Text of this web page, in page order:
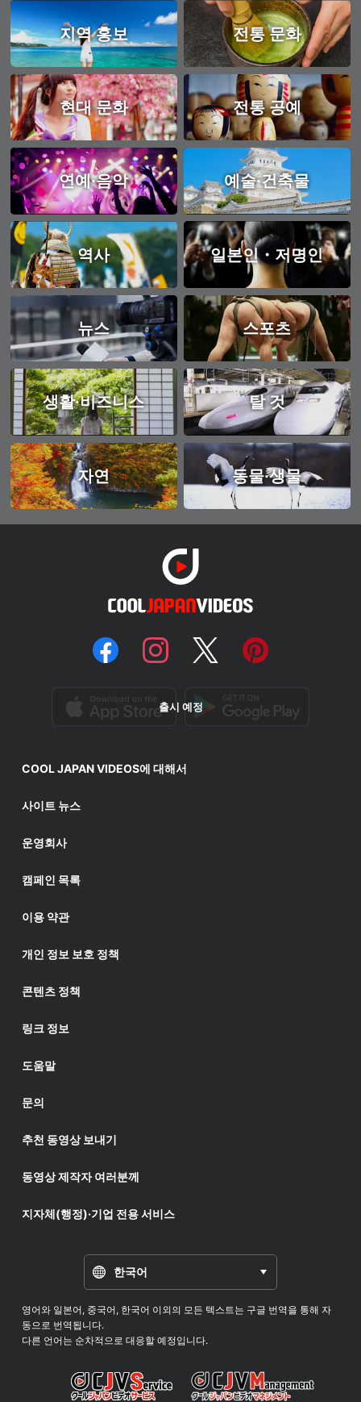
지역 홍보 전통 문화
현대 문화 전통 공예
연예·음악 예술·건축물
역사 일본인・저명인
뉴스 스포츠
생활·비즈니스 탈 것
자연 동물·생물
출시 예정
COOL JAPAN VIDEOS에 대해서
사이트 뉴스
운영회사
캠페인 목록
이용 약관
개인 정보 보호 정책
콘텐츠 정책
링크 정보
도움말
문의
추천 동영상 보내기
동영상 제작자 여러분께
지자체(행정)·기업 전용 서비스
한국어
영어와 일본어, 중국어, 한국어 이외의 모든 텍스트는 구글 번역을 통해 자
동으로 번역됩니다.
다른 언어는 순차적으로 대응할 예정입니다.